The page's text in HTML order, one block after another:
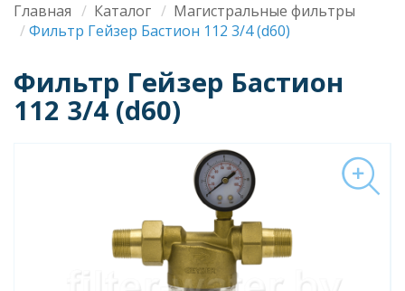
Строка
навигации
Главная Каталог
Магистральные фильтры
Фильтр Гейзер Бастион 112 3/4 (d60)
Фильтр Гейзер Бастион
112 3/4 (d60)